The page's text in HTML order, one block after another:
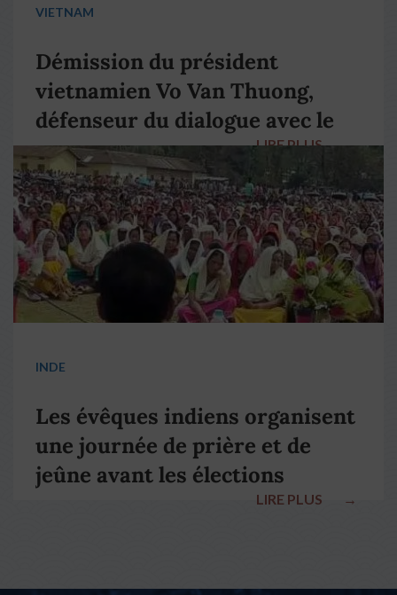
VIETNAM
Démission du président
vietnamien Vo Van Thuong,
défenseur du dialogue avec le
pape François
LIRE PLUS →
INDE
Les évêques indiens organisent
une journée de prière et de
jeûne avant les élections
LIRE PLUS →